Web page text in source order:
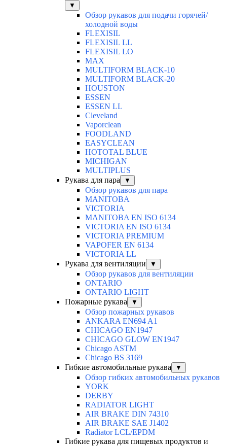
▼
Обзор рукавов для подачи горячей/
холодной воды
FLEXISIL
FLEXISIL LL
FLEXISIL LO
MAX
MULTIFORM BLACK-10
MULTIFORM BLACK-20
HOUSTON
ESSEN
ESSEN LL
Cleveland
Vaporclean
FOODLAND
EASYCLEAN
HOTOTAL BLUE
MICHIGAN
MULTIPLUS
Рукава для пара
▼
Обзор рукавов для пара
MANITOBA
VICTORIA
MANITOBA EN ISO 6134
VICTORIA EN ISO 6134
VICTORIA PREMIUM
VAPOFER EN 6134
VICTORIA LL
Рукава для вентиляции
▼
Обзор рукавов для вентиляции
ONTARIO
ONTARIO LIGHT
Пожарные рукава
▼
Обзор пожарных рукавов
ANKARA EN694 A1
CHICAGO EN1947
CHICAGO GLOW EN1947
Chicago ASTM
Chicago BS 3169
Гибкие автомобильные рукава
▼
Обзор гибких автомобильных рукавов
YORK
DERBY
RADIATOR LIGHT
AIR BRAKE DIN 74310
AIR BRAKE SAE J1402
Radiator LCL/EPDM
Гибкие рукава для пищевых продуктов и